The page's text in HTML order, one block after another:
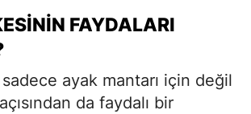
FAYDALARI
ayak mantarı için değil
da faydalı bir